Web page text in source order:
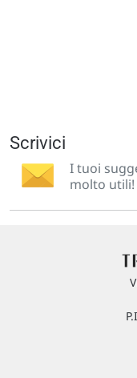
Scrivici
I tuoi
molto utili!